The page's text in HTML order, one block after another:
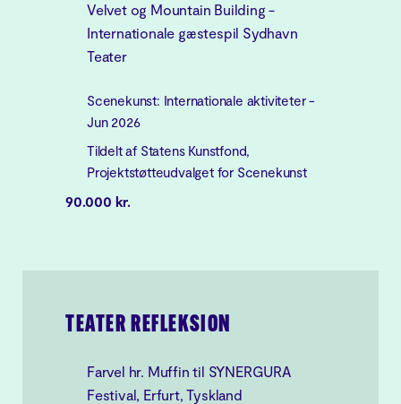
Velvet og Mountain Building -
Internationale gæstespil Sydhavn
Teater
Scenekunst: Internationale aktiviteter -
Jun 2026
Tildelt af Statens Kunstfond,
Projektstøtteudvalget for Scenekunst
90.000 kr.
TEATER REFLEKSION
Farvel hr. Muffin til SYNERGURA
Festival, Erfurt, Tyskland